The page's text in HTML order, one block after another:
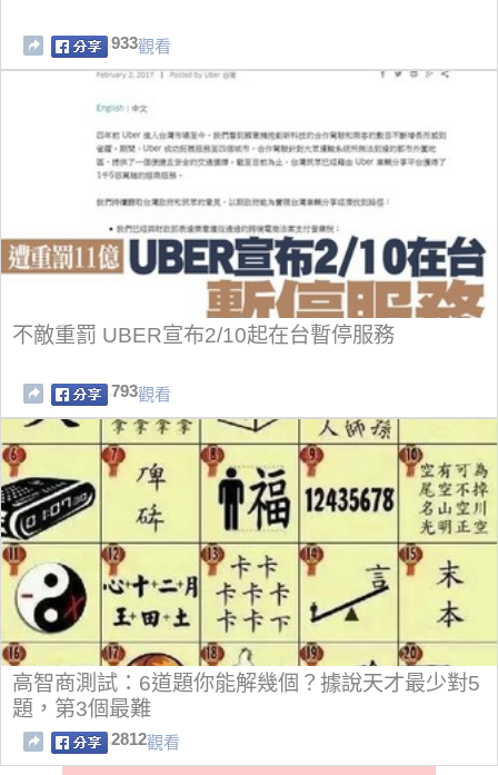
933觀看
不敵重罰 UBER宣布2/10起在台暫停服務
793觀看
高智商測試：6道題你能解幾個？據說天才最少對5
題，第3個最難
2812觀看